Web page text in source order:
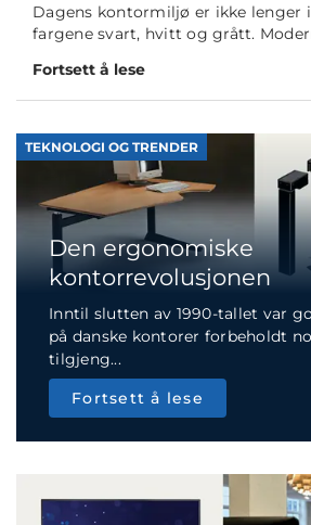
Dagens kontormiljø er ikke lenger
fargene svart, hvitt og grått.
Fortsett å lese
TEKNOLOGI OG TRENDER
Den ergonomiske
kontorrevolusjonen
Inntil slutten av 1990-tallet var
på danske kontorer forbeholdt
tilgjeng...
Fortsett å lese